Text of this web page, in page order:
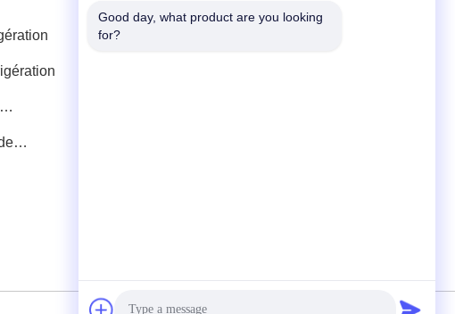
86-0755-82153336
Good day, what product are you looking
for?